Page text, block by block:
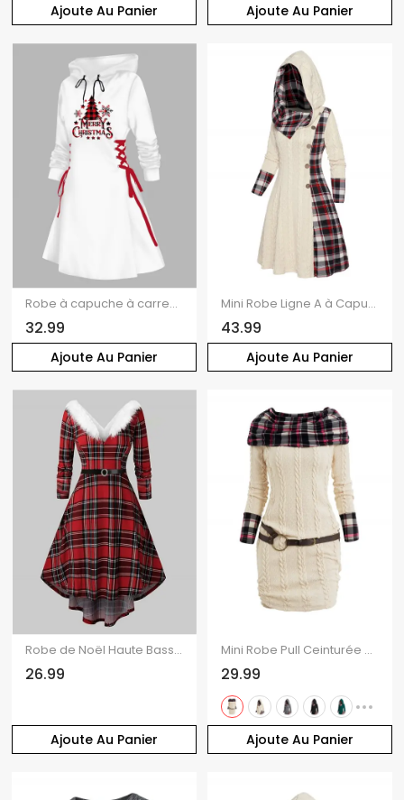
Ajoute Au Panier Ajoute Au Panier
Ajoute Au Panier
Robe à capuche à carreaux, motif sapin de Noël, flocon de neige, lettres, imprimé, robe à lacets
32.99
Ajoute Au Panier
Mini Robe Ligne A à Capuche à Carreaux Imprimé à Taille Haute Faux Bouton à Manches Longues
43.99
Ajoute Au Panier
Robe de Noël Haute Basse à Carreaux Imprimé à Col Plongeant avec Ceinture
26.99
Ajoute Au Panier
Mini Robe Pull Ceinturée Panneau à Carreaux en Tricot à Câble à Volants
29.99